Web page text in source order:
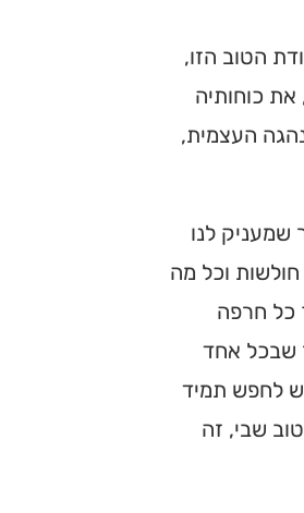
הטוב הזו,
כוחותיה
העצמית,
שמעניק לנו
חולשות וכל מה
כל חרפה
שבכל אחד
לחפש תמיד
שבי, זה